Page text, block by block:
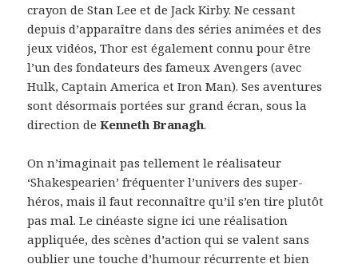
crayon de Stan Lee et de Jack Kirby. Ne cessant
depuis d’apparaître dans des séries animées et des
jeux vidéos, Thor est également connu pour être
l’un des fondateurs des fameux Avengers (avec
Hulk, Captain America et Iron Man). Ses aventures
sont désormais portées sur grand écran, sous la
direction deKenneth Branagh.
On n’imaginait pas tellement le réalisateur
‘Shakespearien’ fréquenter l’univers des super-
héros, mais il faut reconnaître qu’il s’en tire plutôt
pas mal. Le cinéaste signe ici une réalisation
appliquée, des scènes d’action qui se valent sans
oublier une touche d’humour récurrente et bien